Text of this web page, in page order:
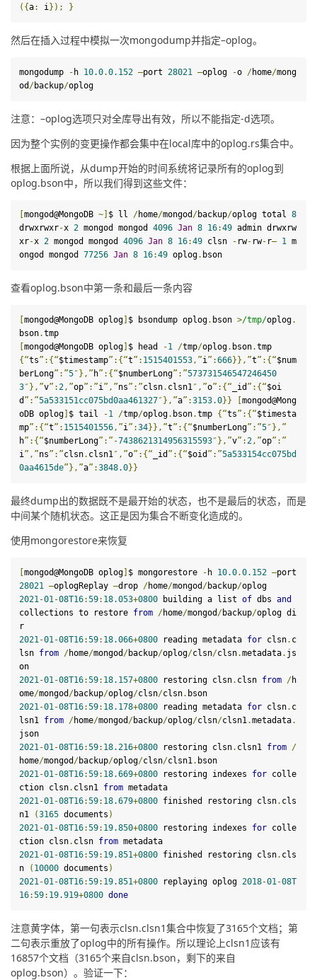
({a: i}); }
然后在插入过程中模拟一次mongodump并指定–oplog。
mongodump - h 10.0.0.152 –port 28021 –oplog -o /home/mong
od /backup/oplog
注意：–oplog选项只对全库导出有效，所以不能指定-d选项。
因为整个实例的变更操作都会集中在local库中的oplog.rs集合中。
根据上面所说，从dump开始的时间系统将记录所有的oplog到
oplog.bson中，所以我们得到这些文件：
mongod@MongoDB ~] $ ll /home/mongod /backup/oplog total 8
drwxrwxr-x 2 mongod mongod 4096 Jan 8 16:49 admin drwxrw
xr-x 2 mongod mongod 4096 Jan 8 16:49 clsn - rw- rw- r– 1 m
ongod mongod 77256 Jan 8 16:49 oplog. bson
查看oplog.bson中第一条和最后一条内容
mongod@MongoDB oplog] $ bsondump oplog. bson >/tmp/oplog.
bson.
mongod@MongoDB oplog] $ head -1 /tmp/oplog. bson.
{“ts” : {“$timestamp” : {“t” : 1515401553,”i” :666}},”t” : {“$num
berLong” : ”5″},” h” : {“$numberLong” : ”573731546547246450
3″},”v” :2,”op” : ”i”,”ns” : ”clsn. clsn1″,”o” : {“ _id ” : {“$oi
d ” : ”5a533151cc075bd0aa461327″},”a” :3153.0}}
mongod@Mong
oDB oplog] $ tail -1 /tmp/oplog. bson.tmp {“ts” : {“$timesta
mp” : {“t” : 1515401556,”i” :34}},”t” : {“$numberLong” : ”5″},”
h” : {“$numberLong” : ”-7438621314956315593″},”v” :2,”op” : ”
i”,”ns” : ”clsn. clsn1″,”o” : {“ _id ” : {“$oid ” : ”5a533154cc075bd
0aa4615de”},”a” :3848.0}}
最终dump出的数据既不是最开始的状态，也不是最后的状态，而是
中间某个随机状态。这正是因为集合不断变化造成的。
使用mongorestore来恢复
mongod@MongoDB oplog] $ mongorestore - h 10.0.0.152 –
28021 –oplogReplay –drop /home/mongod /backup/
2021-01-08T16:59: 18.053+0800 building a list of dbs and
collections to restore from /home/mongod /backup/oplog di
2021-01-08T16:59: 18.066+0800 reading metadata for clsn. c
lsn from /home/mongod /backup/oplog/clsn/clsn.metadata. js
2021-01-08T16:59: 18.157+0800 restoring clsn. clsn from /h
ome/mongod /backup/oplog/clsn/clsn.
2021-01-08T16:59: 18.178+0800 reading metadata for clsn. c
lsn1 from /home/mongod /backup/oplog/clsn/clsn1.metadata.
2021-01-08T16:59: 18.216+0800 restoring clsn. clsn1 from /
home/mongod /backup/oplog/clsn/clsn1.
2021-01-08T16:59: 18.669+0800 restoring indexes for colle
ction clsn. clsn1 from
2021-01-08T16:59: 18.679+0800 finished restoring clsn. cls
n1
(3165 documents )
2021-01-08T16:59: 19.850+0800 restoring indexes for colle
ction clsn. clsn from
2021-01-08T16:59: 19.851+0800 finished restoring clsn. cls
n
( 10000 documents )
2021-01-08T16:59: 19.851+0800 replaying oplog 2018-01-08T
16:59: 19.919+0800 done
注意黄字体，第一句表示clsn.clsn1集合中恢复了3165个文档；第
二句表示重放了oplog中的所有操作。所以理论上clsn1应该有
16857个文档（3165个来自clsn.bson，剩下的来自
oplog.bson）。验证一下：